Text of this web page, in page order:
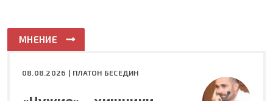
МНЕНИЕ
08.08.2026 | ПЛАТОН БЕСЕДИН